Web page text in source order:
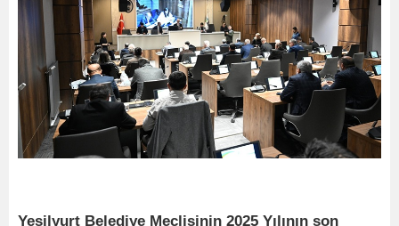
Yeşilyurt Belediye Meclisinin 2025 Yılının son